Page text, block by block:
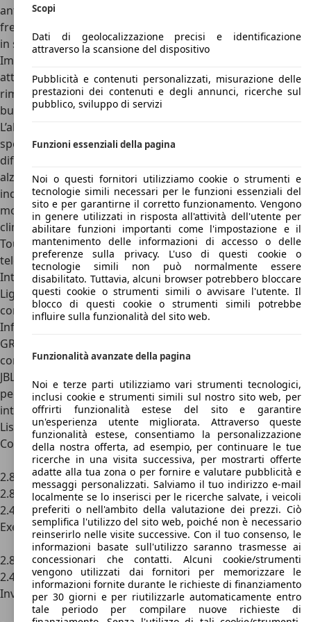
antiparticolato (DPF), Brake Assist (BA), Assistenza alle
frenate d’emergenza (ABS), EBS, Assistenza alle ripartenze
in salita (HAC), Controllo elettronico della stabilità (VSC),
Immobilizer + antifurto volumetrico, Controllo elettronico
attivo della trazione (A-TRC), Controllo elettronico del
rimorchio (TSC), Fendinebbia posteriori, Fari alogeni a 2
bulbi, 7 airbags, Front passenger airbag detector.
L’allestimento successivo è l’
specchietti laterali regolabili elettricamente e riscaldabili,
differenziale posteriore bloccabile, sistema Start & Stop,
alzacristalli elettrico, marce ridotte e trazione integrale,
indicatori di direzione integrati negli specchietti laterali. Il
modello successivoLoungeprevede fari fendinebbia LED,
climatizzatore manuale, Sistema multimediale Toyota
Touch (iPod Ready, display da 8″, 6 altoparlanti, Bluetooth,
telecamera posteriore, USB, AUX-in, DAB+), Smartphone
Integration (introduzione Apple Car Play / Android Auto),
Light Control System, maniglie cromate, Griglia anteriore
con cornice cromata.
Infine, gli ultimi due allestimenti del Toyota Pick-Up sono
GR Sport
come sistema si riconoscimento dei pedoni, Altoparlanti
JBL, pack cromo e cerchi maggiorati, sedili in pelle e
pedane tubolari tutti votati al comfort e alla sportività
interno ed esterno del pick-up.
Listino prezzi Toyota Pick-Up
Comfort
Motorizzazione
Prezzo
2.8 D 4WD, 2p, Extra Cab
33.500 euro
2.8 D 4WD, 4p, Double Cab34.000 euro
2.4 D-4D A/T 4WD 4p. DC
36.500 euro
Executive
Motorizzazione
Prezzo
2.8 D 4WD, 4p, Double Cab46.000 euro
2.4 D-4D A/T 4WD 4p. DC
41.500 euro
Invincible
Motorizzazione
Prezzo
Scopi
Dati di geolocalizzazione precisi e identificazione
attraverso la scansione del dispositivo
Pubblicità e contenuti personalizzati, misurazione delle
prestazioni dei contenuti e degli annunci, ricerche sul
pubblico, sviluppo di servizi
Funzioni essenziali della pagina
Noi o questi fornitori utilizziamo cookie o strumenti e
tecnologie simili necessari per le funzioni essenziali del
sito e per garantirne il corretto funzionamento. Vengono
in genere utilizzati in risposta all'attività dell'utente per
abilitare funzioni importanti come l'impostazione e il
mantenimento delle informazioni di accesso o delle
preferenze sulla privacy. L'uso di questi cookie o
tecnologie simili non può normalmente essere
disabilitato. Tuttavia, alcuni browser potrebbero bloccare
questi cookie o strumenti simili o avvisare l'utente. Il
blocco di questi cookie o strumenti simili potrebbe
influire sulla funzionalità del sito web.
Funzionalità avanzate della pagina
Noi e terze parti utilizziamo vari strumenti tecnologici,
inclusi cookie e strumenti simili sul nostro sito web, per
offrirti funzionalità estese del sito e garantire
un'esperienza utente migliorata. Attraverso queste
funzionalità estese, consentiamo la personalizzazione
della nostra offerta, ad esempio, per continuare le tue
ricerche in una visita successiva, per mostrarti offerte
adatte alla tua zona o per fornire e valutare pubblicità e
messaggi personalizzati. Salviamo il tuo indirizzo e-mail
localmente se lo inserisci per le ricerche salvate, i veicoli
preferiti o nell'ambito della valutazione dei prezzi. Ciò
semplifica l'utilizzo del sito web, poiché non è necessario
reinserirlo nelle visite successive. Con il tuo consenso, le
informazioni basate sull'utilizzo saranno trasmesse ai
concessionari che contatti. Alcuni cookie/strumenti
vengono utilizzati dai fornitori per memorizzare le
informazioni fornite durante le richieste di finanziamento
per 30 giorni e per riutilizzarle automaticamente entro
tale periodo per compilare nuove richieste di